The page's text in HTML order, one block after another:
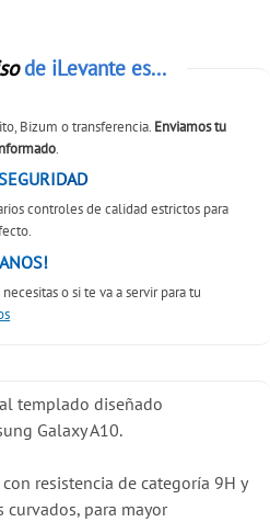
de iLevante es...
Bizum o transferencia. Enviamos tu
.
controles de calidad estrictos para
o si te va a servir para tu
templado diseñado
Galaxy A10.
resistencia de categoría 9H y
para mayor